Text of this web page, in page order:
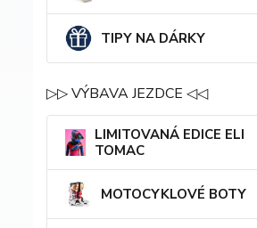
TIPY NA DÁRKY
▷▷ VÝBAVA JEZDCE ◁◁
LIMITOVANÁ EDICE ELI
TOMAC
MOTOCYKLOVÉ BOTY